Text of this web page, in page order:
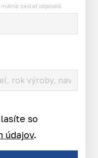
zaslať odpoveď.
so
údajov.